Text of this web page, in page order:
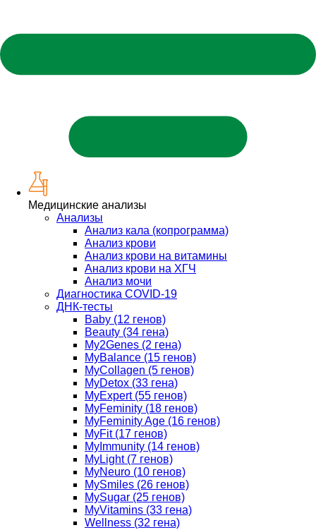
Медицинские анализы
Анализы
Анализ кала (копрограмма)
Анализ крови
Анализ крови на витамины
Анализ крови на ХГЧ
Анализ мочи
Диагностика COVID-19
ДНК-тесты
Baby (12 генов)
Beauty (34 гена)
My2Genes (2 гена)
MyBalance (15 генов)
MyCollagen (5 генов)
MyDetox (33 гена)
MyExpert (55 генов)
MyFeminity (18 генов)
MyFeminity Age (16 генов)
MyFit (17 генов)
MyImmunity (14 генов)
MyLight (7 генов)
MyNeuro (10 генов)
MySmiles (26 генов)
MySugar (25 генов)
MyVitamins (33 гена)
Wellness (32 гена)